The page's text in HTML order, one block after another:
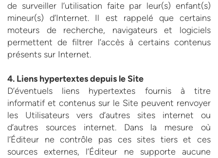
de surveiller l’utilisation faite par leur(s) enfant(s)
mineur(s) d’Internet. Il est rappelé que certains
moteurs de recherche, navigateurs et logiciels
permettent de filtrer l’accès à certains contenus
présents sur Internet.
4. Liens hypertextes depuis le Site
D’éventuels liens hypertextes fournis à titre
informatif et contenus sur le Site peuvent renvoyer
les Utilisateurs vers d’autres sites internet ou
d’autres sources internet. Dans la mesure où
l’Éditeur ne contrôle pas ces sites tiers et ces
sources externes, l’Éditeur ne supporte aucune